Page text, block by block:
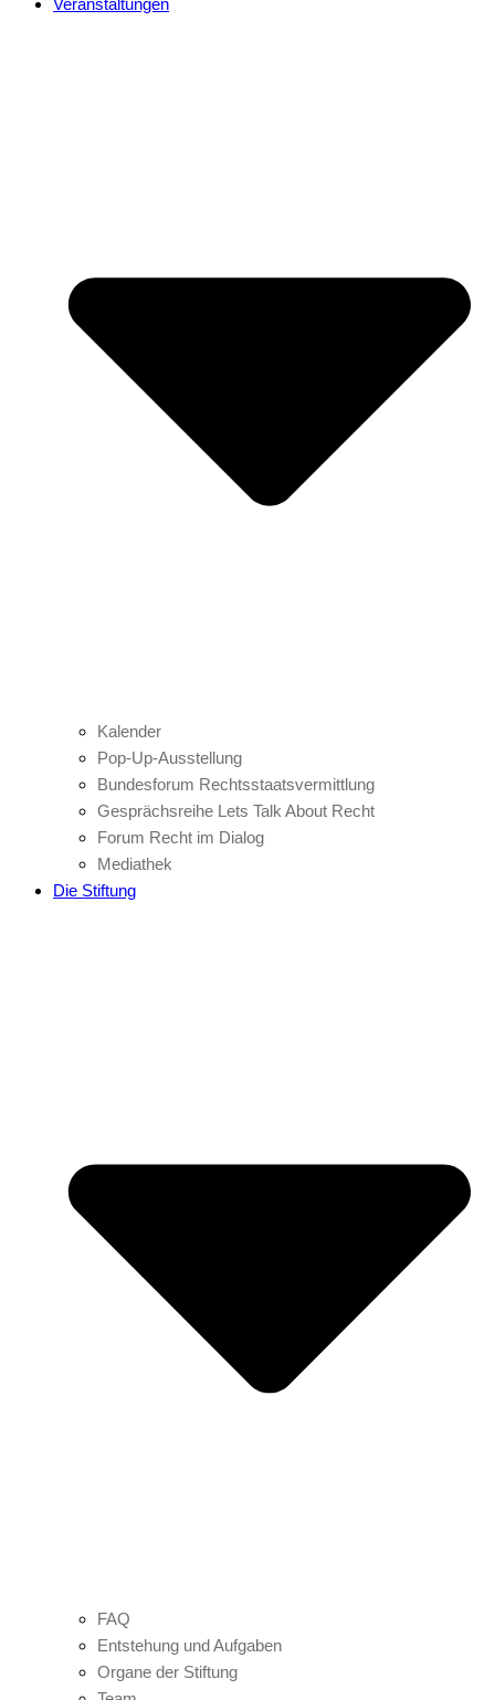
Veranstaltungen
Kalender
Pop-Up-Ausstellung
Bundesforum Rechtsstaatsvermittlung
Gesprächsreihe Lets Talk About Recht
Forum Recht im Dialog
Mediathek
Die Stiftung
FAQ
Entstehung und Aufgaben
Organe der Stiftung